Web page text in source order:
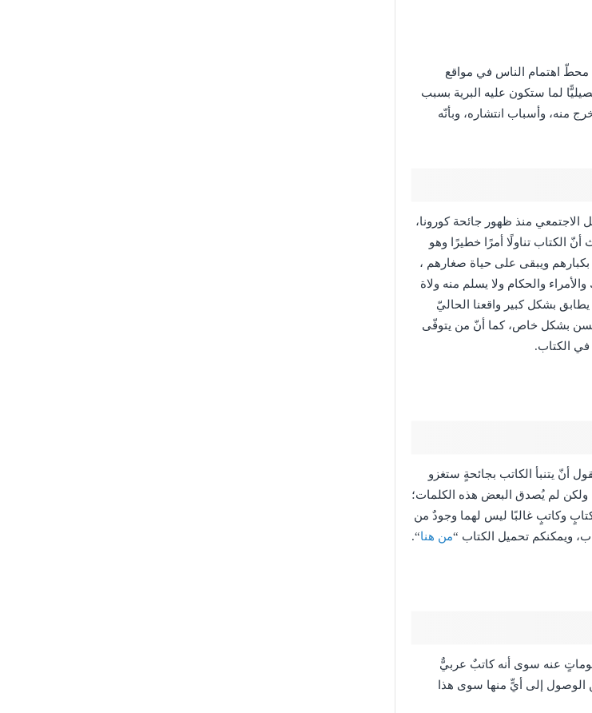
محطّ اهتمام الناس في مواقع
لما ستكون عليه البرية بسبب
منه، وأسباب انتشاره، وبأنّه
منذ ظهور جائحة كورونا،
الكتاب تناولًا أمرًا خطيرًا وهو
بكبارهم ويبقى على حياة صغارهم ،
والحكام ولا يسلم منه ولاة
يطابق بشكل كبير واقعنا الحاليّ
السن بشكل خاص، كما أنّ من يتوفّى
في الكتاب.
أنّ يتنبأ الكاتب بجائحةٍ ستغزو
ولكن لم يُصدق البعض هذه الكلمات؛
وكاتبٍ غالبًا ليس لهما وجودٌ من
ويمكنكم تحميل الكتاب “من هنا“.
عنه سوى أنه كاتبٌ عربيٌّ
يتمكن الوصول إلى أيٍّ منها سوى هذا